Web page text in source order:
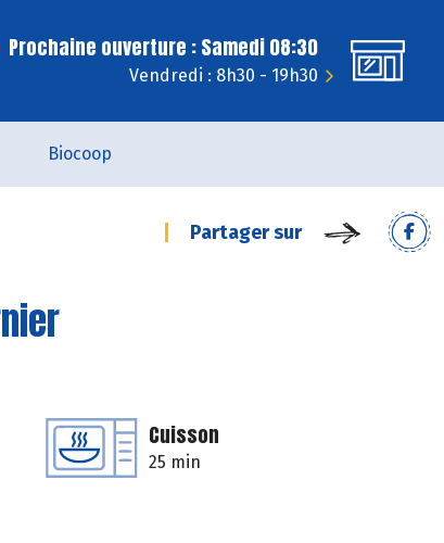
Prochaine ouverture : Samedi 08:30
Vendredi : 8h30 - 19h30
Biocoop
Partager sur
Cuisson
25 min